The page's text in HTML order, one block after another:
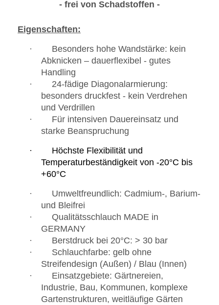
- frei von Schadstoffen -
Eigenschaften:
· Besonders hohe Wandstärke: kein
Abknicken – dauerflexibel - gutes
Handling
· 24-fädige Diagonalarmierung:
besonders druckfest - kein Verdrehen
und Verdrillen
· Für intensiven Dauereinsatz und
starke Beanspruchung
·
Höchste Flexibilität und
Temperaturbeständigkeit von -20°C bis
+60°C
· Umweltfreundlich: Cadmium-, Barium-
und Bleifrei
· Qualitätsschlauch MADE in
GERMANY
· Berstdruck bei 20°C: > 30 bar
· Schlauchfarbe: gelb ohne
Streifendesign (Außen) / Blau (Innen)
· Einsatzgebiete: Gärtnereien,
Industrie, Bau, Kommunen, komplexe
Gartenstrukturen, weitläufige Gärten